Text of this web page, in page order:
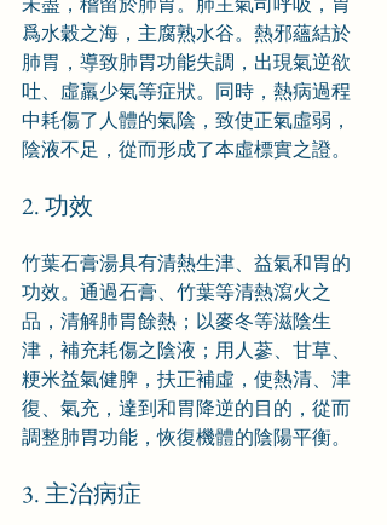
爲水穀之海，主腐熟水谷。熱邪蘊結於
肺胃，導致肺胃功能失調，出現氣逆欲
吐、虛羸少氣等症狀。同時，熱病過程
中耗傷了人體的氣陰，致使正氣虛弱，
陰液不足，從而形成了本虛標實之證。
2. 功效
竹葉石膏湯具有清熱生津、益氣和胃的
功效。通過石膏、竹葉等清熱瀉火之
品，清解肺胃餘熱；以麥冬等滋陰生
津，補充耗傷之陰液；用人蔘、甘草、
粳米益氣健脾，扶正補虛，使熱清、津
復、氣充，達到和胃降逆的目的，從而
調整肺胃功能，恢復機體的陰陽平衡。
3. 主治病症